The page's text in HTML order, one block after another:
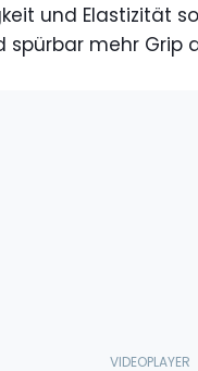
und Elastizität
spürbar mehr Grip